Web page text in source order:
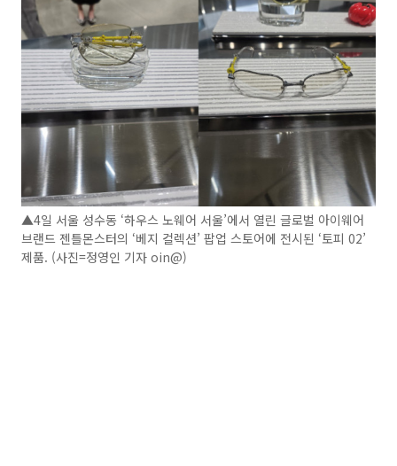
▲4일 서울 성수동 ‘하우스 노웨어 서울’에서 열린 글로벌 아이웨어
브랜드 젠틀몬스터의 ‘베지 컬렉션’ 팝업 스토어에 전시된 ‘토피 02’
제품. (사진=정영인 기자 oin@)